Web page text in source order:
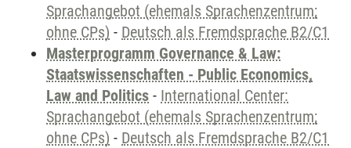
Sprachangebot (ehemals Sprachenzentrum;
ohne CPs) - Deutsch als Fremdsprache B2/C1
Masterprogramm Governance & Law:
Staatswissenschaften - Public Economics,
Law and Politics - International Center:
Sprachangebot (ehemals Sprachenzentrum;
ohne CPs) - Deutsch als Fremdsprache B2/C1